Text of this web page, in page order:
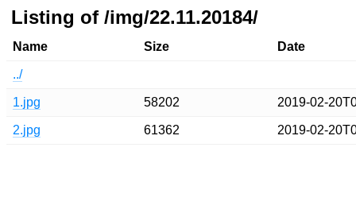
Listing of /img/22.11.20184/
Name Size Date
../
1.jpg 58202 2019-02-
2.jpg 61362 2019-02-